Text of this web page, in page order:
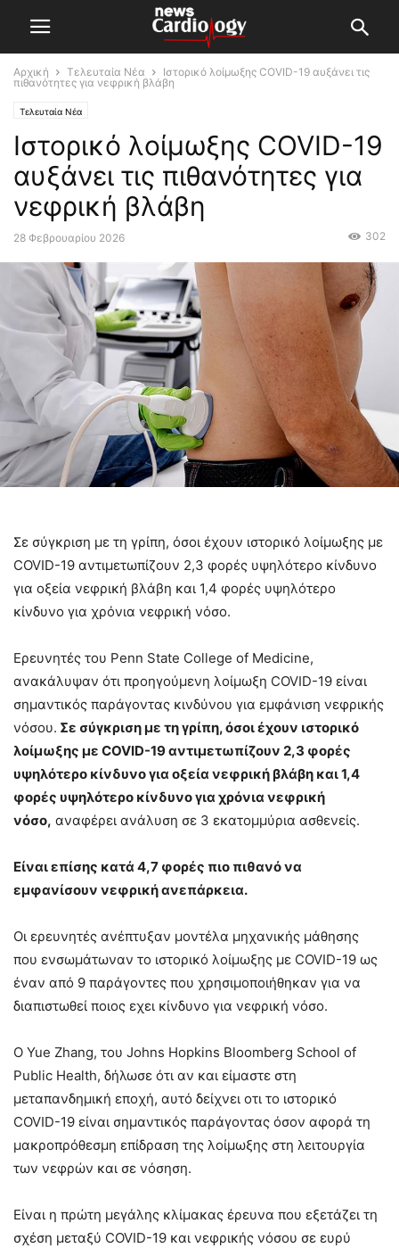
Αρχική Τελευταία Νέα
Ιστορικό λοίμωξης COVID-19 αυξάνει τις
πιθανότητες για νεφρική βλάβη
Τελευταία Νέα
Ιστορικό λοίμωξης COVID-19
αυξάνει τις πιθανότητες για
νεφρική βλάβη
28 Φεβρουαρίου 2026 302
Σε σύγκριση με τη γρίπη, όσοι έχουν ιστορικό λοίμωξης με
COVID-19 αντιμετωπίζουν 2,3 φορές υψηλότερο κίνδυνο
για οξεία νεφρική βλάβη και 1,4 φορές υψηλότερο
κίνδυνο για χρόνια νεφρική νόσο.
Ερευνητές του Penn State College of Medicine,
ανακάλυψαν ότι προηγούμενη λοίμωξη COVID-19 είναι
σημαντικός παράγοντας κινδύνου για εμφάνιση νεφρικής
νόσου. Σε σύγκριση με τη γρίπη, όσοι έχουν ιστορικό
λοίμωξης με COVID-19 αντιμετωπίζουν 2,3 φορές
υψηλότερο κίνδυνο για οξεία νεφρική βλάβη και 1,4
φορές υψηλότερο κίνδυνο για χρόνια νεφρική
νόσο, αναφέρει ανάλυση σε 3 εκατομμύρια ασθενείς.
Είναι επίσης κατά 4,7 φορές πιο πιθανό να
εμφανίσουν νεφρική ανεπάρκεια.
Οι ερευνητές ανέπτυξαν μοντέλα μηχανικής μάθησης
που ενσωμάτωναν το ιστορικό λοίμωξης με COVID-19 ως
έναν από 9 παράγοντες που χρησιμοποιήθηκαν για να
διαπιστωθεί ποιος εχει κίνδυνο για νεφρική νόσο.
Ο Yue Zhang, του Johns Hopkins Bloomberg School of
Public Health, δήλωσε ότι αν και είμαστε στη
μεταπανδημική εποχή, αυτό δείχνει οτι το ιστορικό
COVID-19 είναι σημαντικός παράγοντας όσον αφορά τη
μακροπρόθεσμη επίδραση της λοίμωξης στη λειτουργία
των νεφρών και σε νόσηση.
Είναι η πρώτη μεγάλης κλίμακας έρευνα που εξετάζει τη
σχέση μεταξύ COVID-19 και νεφρικής νόσου σε ευρύ